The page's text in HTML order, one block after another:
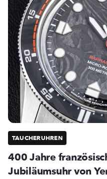
TAUCHERUHREN
400 Jahre
Jubiläumsuhr von